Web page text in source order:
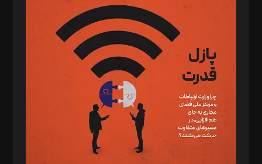
د‌بیر پیوست جهان: مینا پاکدل
د‌بیر تحریریه آنلاین: بابک نقاش
تحریریه‌: مجتبی محمود‌ی، آرش برهمند، یسنا امان‌پور، سروش کرمیان،
مصطفی مسجدی آرانی، ابوالفضل رجبی، زهرا فکرانه، فائزه فتحی
رستمی،مصطفی باستان
ویرایش: نگار استاد‌‌آقا
طراح یونیفرم: مجید توکلی
فیلمبرداری و عکاسی: امیر شفیعی، مانی لطفی زاده
گرافیک و صفحه‌آرایی: سید‌سبحان‌علی ثابت
مد‌یر توسعه تجاری: کامبیز برید‌